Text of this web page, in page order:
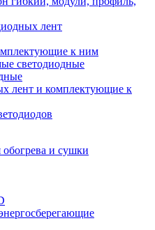
лент
к ним
светодиодные
лент и комплектующие к
и сушки